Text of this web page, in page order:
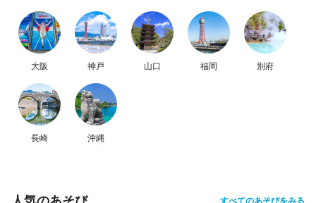
大阪 神戸 山口 福岡 別府
長崎 沖縄
すべてのあそびをみる